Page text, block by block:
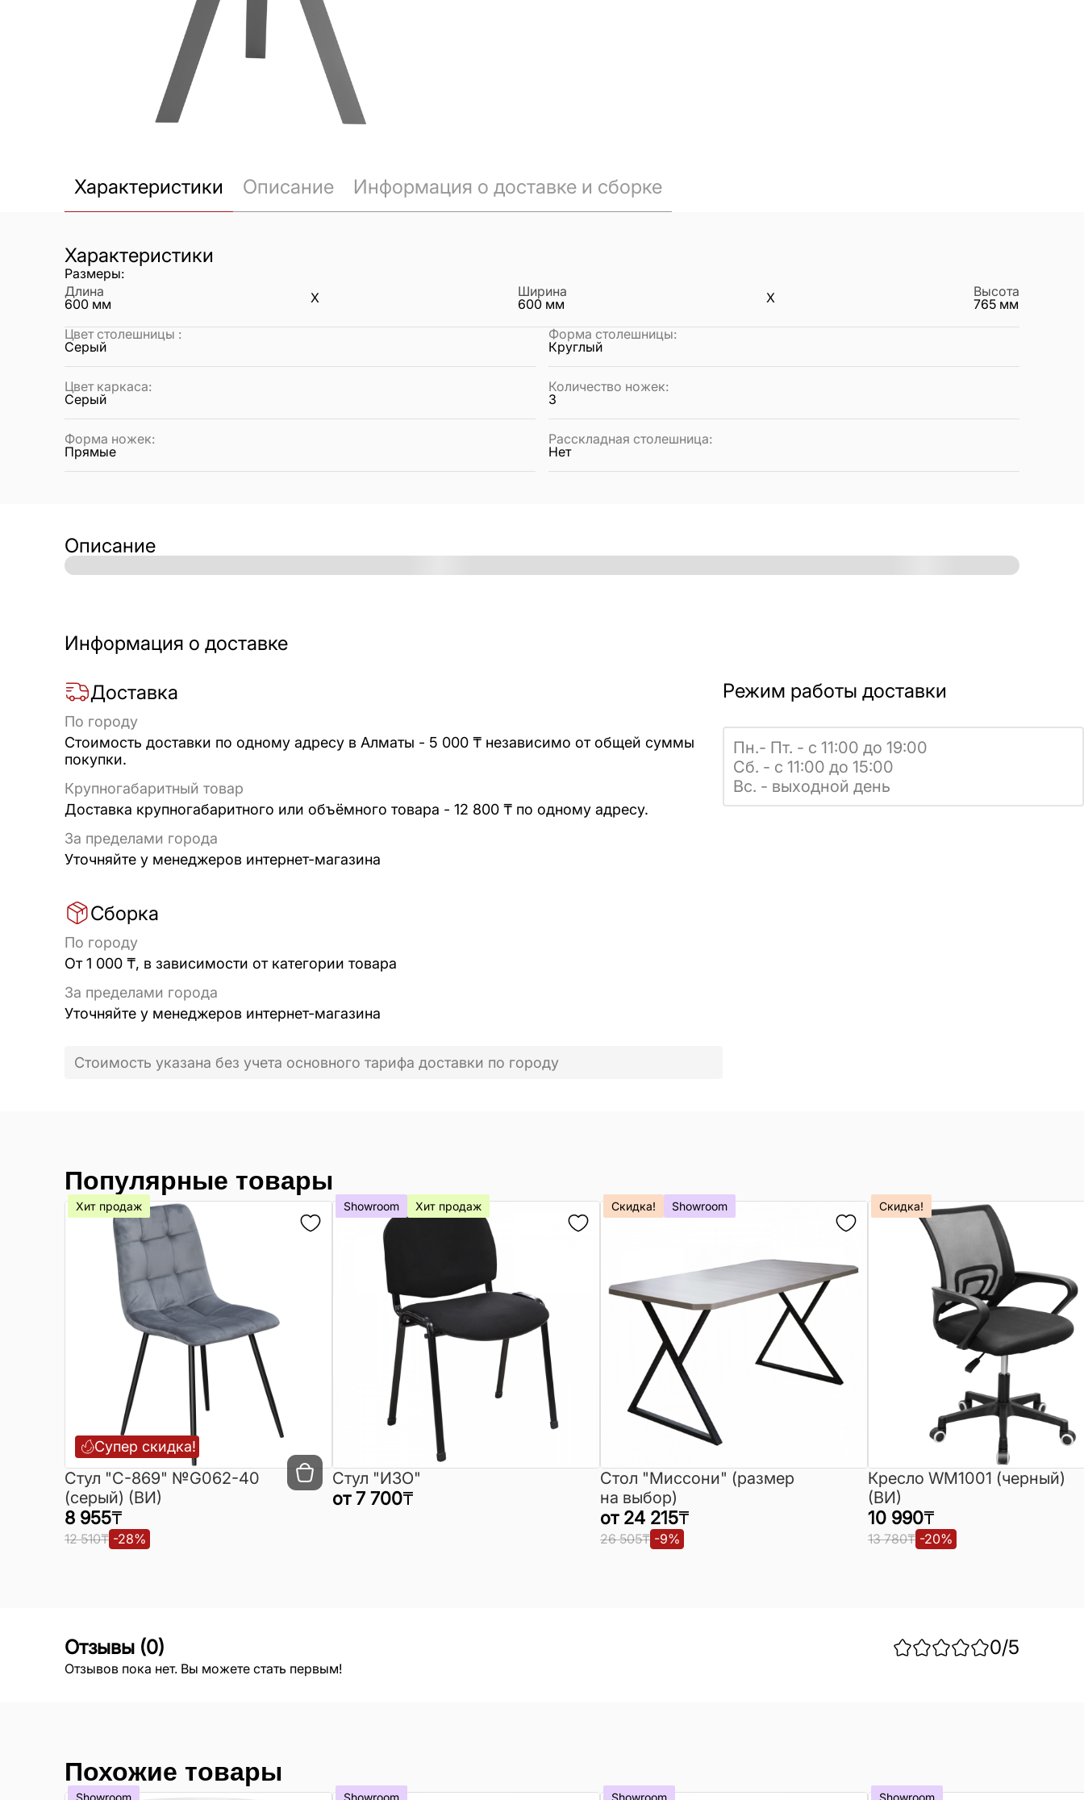
Характеристики Описание Информация о доставке и сборке
Характеристики
Размеры:
Длина
600 мм X
Ширина
600 мм X
Высота
765 мм
Цвет столешницы :
Серый
Форма столешницы:
Круглый
Цвет каркаса:
Серый
Количество ножек:
3
Форма ножек:
Прямые
Расскладная столешница:
Нет
Описание
Информация о доставке
Доставка
По городу
Стоимость доставки по одному адресу в Алматы - 5 000 ₸ независимо от общей суммы
покупки.
Крупногабаритный товар
Доставка крупногабаритного или объёмного товара - 12 800 ₸ по одному адресу.
За пределами города
Уточняйте у менеджеров интернет-магазина
Сборка
По городу
От 1 000 ₸, в зависимости от категории товара
За пределами города
Уточняйте у менеджеров интернет-магазина
Стоимость указана без учета основного тарифа доставки по городу
Режим работы доставки
Пн.- Пт. - с 11:00 до 19:00
Сб. - с 11:00 до 15:00
Вс. - выходной день
Популярные товары
Супер скидка!
Хит продаж
Cтул "C-869" №G062-40
(серый) (ВИ)
8 955₸
12 510₸ -28%
Showroom Хит продаж
Стул "ИЗО"
от 7 700₸
Скидка! Showroom
Стол "Миссони" (размер
на выбор)
от 24 215₸
26 505₸ -9%
Скидка!
Кресло WM1001 (черный)
(ВИ)
10 990₸
13 780₸ -20%
Отзывы (0) 0/5
Отзывов пока нет. Вы можете стать первым!
Похожие товары